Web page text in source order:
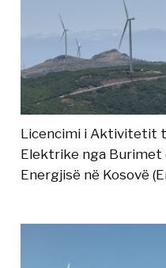
Licencimi i Aktivitetit
Elektrike nga
Energjisë në Kosovë